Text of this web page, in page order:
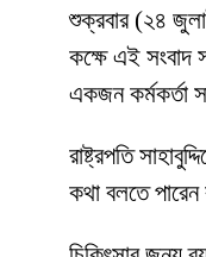
শুক্রবার (২৪
কক্ষে এই সংবাদ
একজন কর্মকর্তা
রাষ্ট্রপতি
কথা বলতে পারেন